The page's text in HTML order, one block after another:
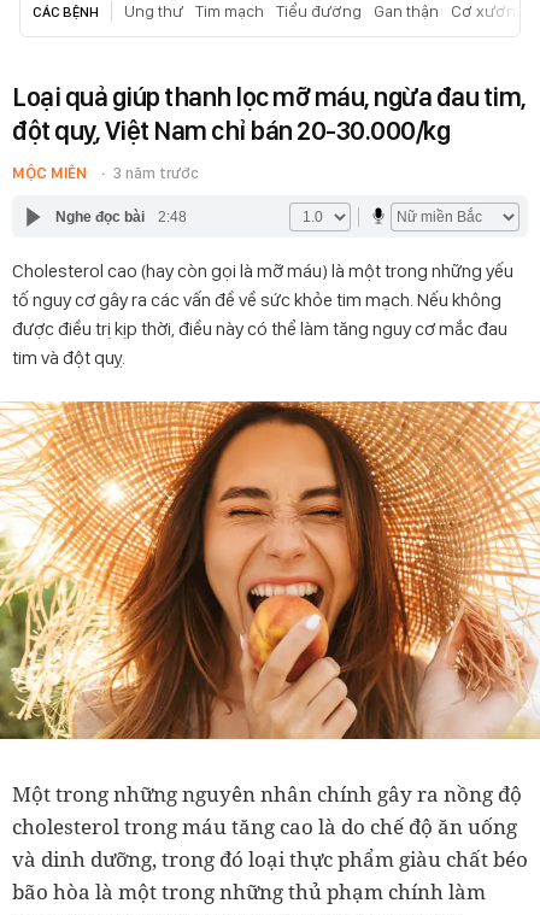
CÁC BỆNH Ung thư Tim mạch Tiểu đường Gan thận Cơ xương
Loại quả giúp thanh lọc mỡ máu, ngừa đau tim,
đột quỵ, Việt Nam chỉ bán 20-30.000/kg
MỘC MIÊN 3 năm trước
Nghe đọc bài 2:48
Cholesterol cao (hay còn gọi là mỡ máu) là một trong những yếu
tố nguy cơ gây ra các vấn đề về sức khỏe tim mạch. Nếu không
được điều trị kịp thời, điều này có thể làm tăng nguy cơ mắc đau
tim và đột quỵ.
Một trong những nguyên nhân chính gây ra nồng độ
cholesterol trong máu tăng cao là do chế độ ăn uống
và dinh dưỡng, trong đó loại thực phẩm giàu chất béo
bão hòa là một trong những thủ phạm chính làm